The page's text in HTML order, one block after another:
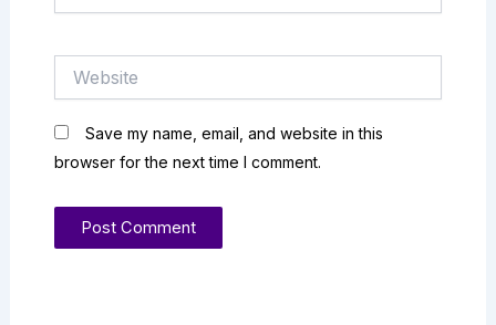
Save my name, email, and website in this
browser for the next time I comment.